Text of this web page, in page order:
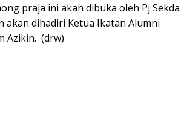
praja ini akan dibuka oleh Pj Sekda
akan dihadiri Ketua Ikatan Alumni
Azikin. (drw)